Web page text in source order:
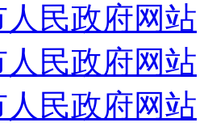
民政府网站
民政府网站
民政府网站